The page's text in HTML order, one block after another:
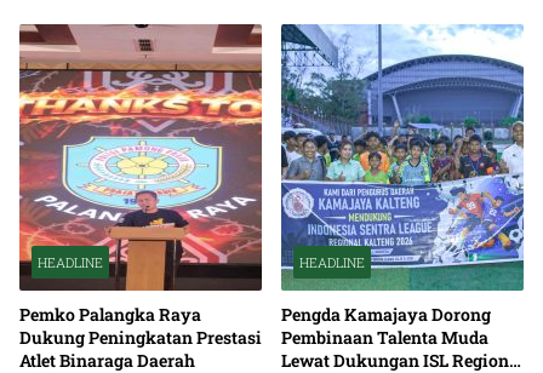
HEADLINE
Pemko Palangka Raya
Dukung Peningkatan Prestasi
Atlet Binaraga Daerah
HEADLINE
Pengda Kamajaya Dorong
Pembinaan Talenta Muda
Lewat Dukungan ISL Regional